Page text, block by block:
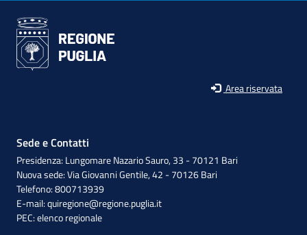
Area riservata
Sede e Contatti
Presidenza: Lungomare Nazario Sauro, 33 - 70121 Bari
Nuova sede: Via Giovanni Gentile, 42 - 70126 Bari
Telefono: 800713939
E-mail:quiregione@regione.puglia.it
PEC:elenco regionale